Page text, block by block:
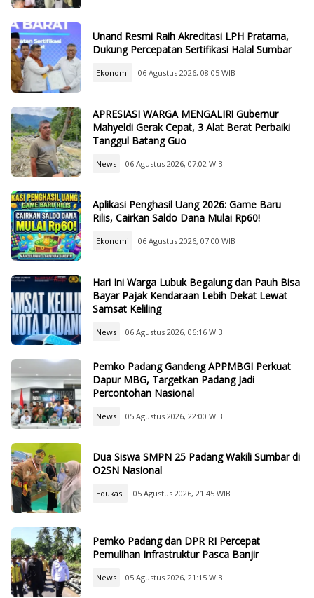
Unand Resmi Raih Akreditasi LPH Pratama,
Dukung Percepatan Sertifikasi Halal Sumbar
Ekonomi 06 Agustus 2026, 08:05 WIB
APRESIASI WARGA MENGALIR! Gubernur
Mahyeldi Gerak Cepat, 3 Alat Berat Perbaiki
Tanggul Batang Guo
News 06 Agustus 2026, 07:02 WIB
Aplikasi Penghasil Uang 2026: Game Baru
Rilis, Cairkan Saldo Dana Mulai Rp60!
Ekonomi 06 Agustus 2026, 07:00 WIB
Hari Ini Warga Lubuk Begalung dan Pauh Bisa
Bayar Pajak Kendaraan Lebih Dekat Lewat
Samsat Keliling
News 06 Agustus 2026, 06:16 WIB
Pemko Padang Gandeng APPMBGI Perkuat
Dapur MBG, Targetkan Padang Jadi
Percontohan Nasional
News 05 Agustus 2026, 22:00 WIB
Dua Siswa SMPN 25 Padang Wakili Sumbar di
O2SN Nasional
Edukasi 05 Agustus 2026, 21:45 WIB
Pemko Padang dan DPR RI Percepat
Pemulihan Infrastruktur Pasca Banjir
News 05 Agustus 2026, 21:15 WIB